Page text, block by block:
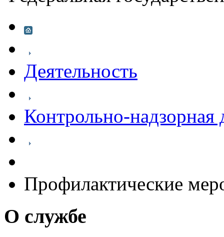
Деятельность
Контрольно-надзорная
Профилактические
О службе